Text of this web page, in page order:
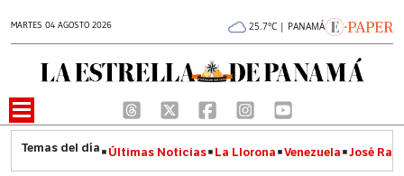
MARTES 04 AGOSTO 2026 25.7°C | PANAMÁ
Últimas Noticias La Llorona Venezuela José